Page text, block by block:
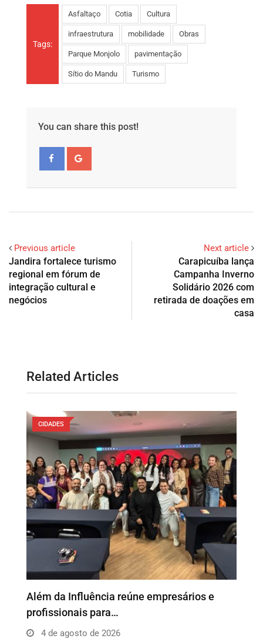
Tags:
Asfaltaço Cotia Cultura
infraestrutura mobilidade Obras
Parque Monjolo pavimentação
Sítio do Mandu Turismo
You can share this post!
Previous article
Jandira fortalece turismo
regional em fórum de
integração cultural e
negócios
Next article
Carapicuíba lança
Campanha Inverno
Solidário 2026 com
retirada de doações em
casa
Related Articles
CIDADES
Além da Influência reúne empresários e
profissionais para…
4 de agosto de 2026